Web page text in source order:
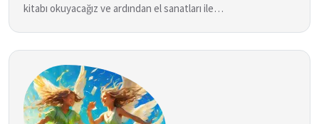
kitabı okuyacağız ve ardından el sanatları ile…